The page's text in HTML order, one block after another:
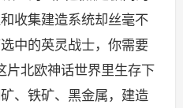
收集建造系统却丝毫不
中的英灵战士，你需要
片北欧神话世界里生存下
、铁矿、黑金属，建造